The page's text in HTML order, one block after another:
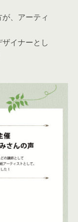
、アーティ
イナーとし